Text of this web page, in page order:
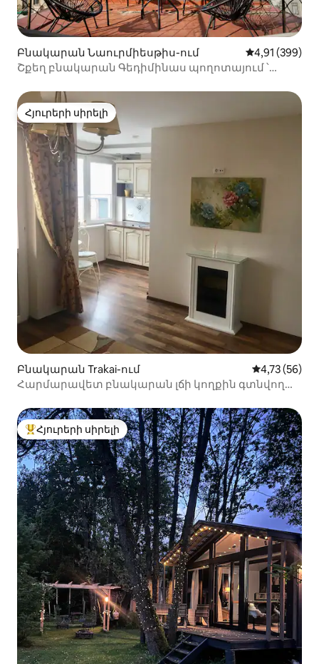
Բնակարան Նաուրմիեսթիս-ում Միջին
4,91 (399)
Շքեղ բնակարան Գեդիմինաս պողոտայում ՝
Հյուրերի սիրելի
Հյուրերի սիրելի
Բնակարան Trakai-ում Միջին
4,73 (56)
Հարմարավետ բնակարան լճի կողքին գտնվող
Հյուրերի սիրելի լավագույն տները
Հյուրերի սիրելի